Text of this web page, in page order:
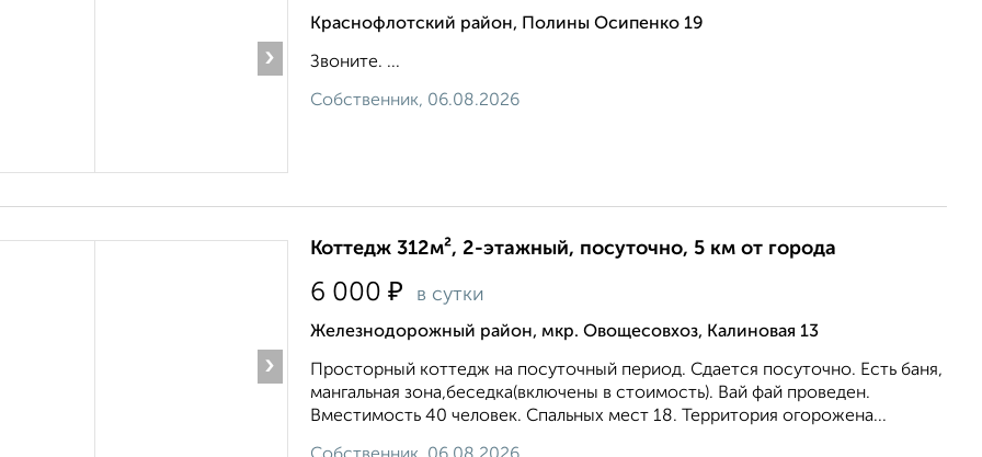
›
Краснофлотский район, Полины Осипенко 19
Звоните. ...
Собственник, 06.08.2026
›
Коттедж 312м², 2-этажный, посуточно, 5 км от города
6 000 ₽ в сутки
Железнодорожный район, мкр. Овощесовхоз, Калиновая 13
Просторный коттедж на посуточный период. Сдается посуточно. Есть баня,
мангальная зона,беседка(включены в стоимость). Вай фай проведен.
Вместимость 40 человек. Спальных мест 18. Территория огорожена...